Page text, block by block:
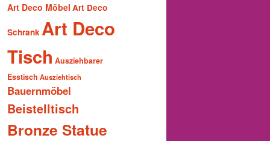
Art Deco Möbel Art Deco
Schrank Art Deco
Tisch Ausziehbarer
Esstisch Ausziehtisch
Bauernmöbel
Beistelltisch
Bronze Statue